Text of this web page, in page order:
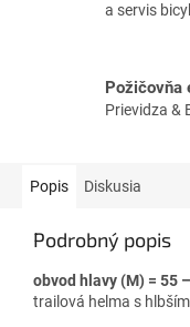
a servis
Prievidza &
Popis Diskusia
Podrobný popis
obvod hlavy (M) = 55
trailová helma s